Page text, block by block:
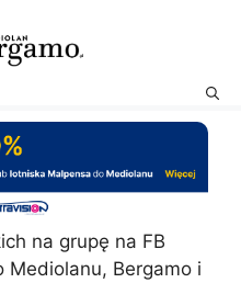
na grupę na FB
Bergamo i